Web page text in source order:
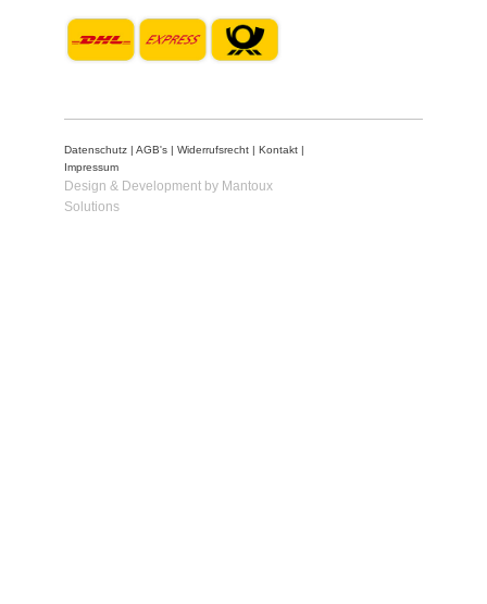
Datenschutz AGB's Widerrufsrecht Kontakt
Impressum
Design & Development by Mantoux
Solutions